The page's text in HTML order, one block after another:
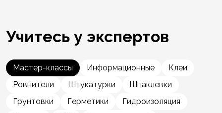
Учитесь у экспертов
Мастер-классы Информационные
Клеи
Ровнители
Штукатурки
Шпаклевки
Грунтовки
Герметики
Гидроизоляция